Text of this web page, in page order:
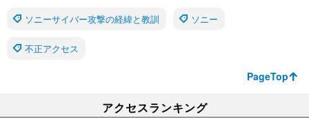
ソニーサイバー攻撃の経緯と教訓 ソニー
不正アクセス
PageTop
アクセスランキング